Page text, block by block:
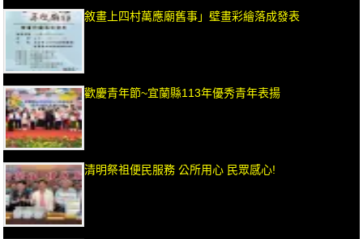
敘畫上四村萬應廟舊事」壁畫彩繪落成發表
歡慶青年節~宜蘭縣113年優秀青年表揚
清明祭祖便民服務 公所用心 民眾感心!